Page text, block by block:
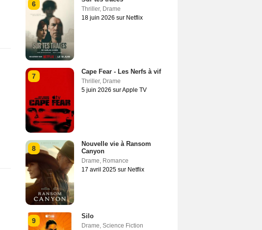
6
Thriller, Drame
18 juin 2026 sur Netflix
7
Cape Fear - Les Nerfs à vif
Thriller, Drame
5 juin 2026 sur Apple TV
8
Nouvelle vie à Ransom
Canyon
Drame, Romance
17 avril 2025 sur Netflix
9
Silo
Drame, Science Fiction